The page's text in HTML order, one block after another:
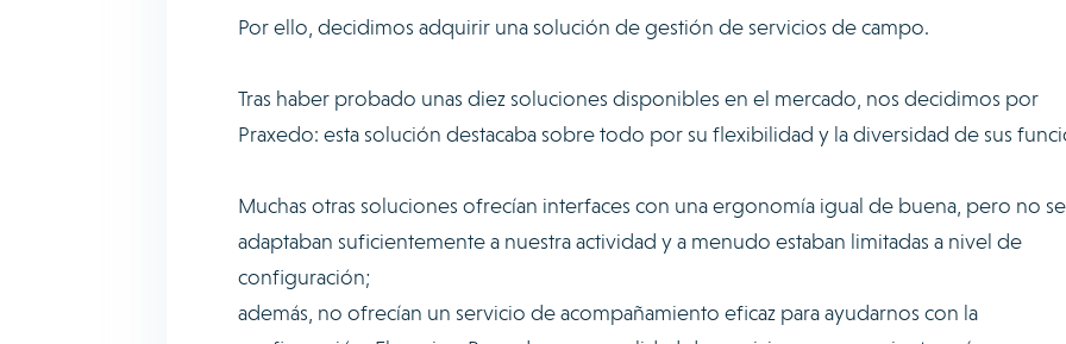
Por ello, decidimos adquirir una solución de gestión de servicios de campo.
Tras haber probado unas diez soluciones disponibles en el mercado, nos decidimos por
Praxedo: esta solución destacaba sobre todo por su flexibilidad y la diversidad de sus
Muchas otras soluciones ofrecían interfaces con una ergonomía igual de buena, pero no se
adaptaban suficientemente a nuestra actividad y a menudo estaban limitadas a nivel de
configuración;
además, no ofrecían un servicio de acompañamiento eficaz para ayudarnos con la